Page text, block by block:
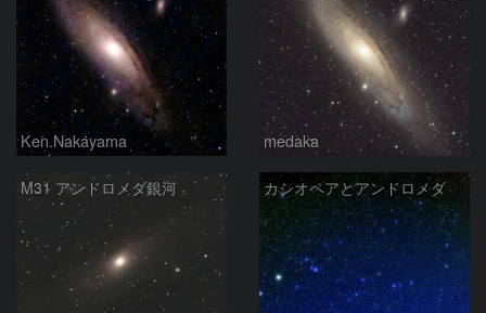
Ken.Nakayama medaka
M31 アンドロメダ銀河 カシオペアとアンドロメダ